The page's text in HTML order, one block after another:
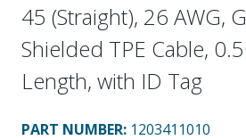
45 (Straight), 26 AWG,
Shielded TPE Cable,
Length, with ID Tag
PART NUMBER: 1203411010